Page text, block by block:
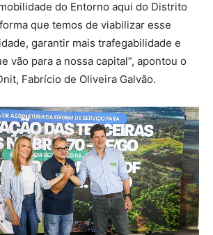
do Entorno aqui do Distrito
que temos de viabilizar esse
garantir mais trafegabilidade e
vão para a nossa capital”, apontou o
Fabrício de Oliveira Galvão.